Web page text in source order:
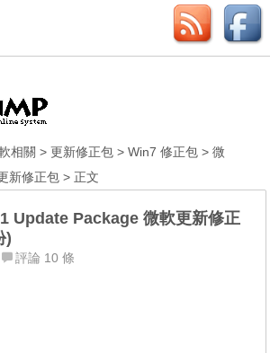
相關 >更新修正包 >Win7 修正包 >微
新修正包 > 正文
Update Package 微軟更新修正
)
評論 10 條